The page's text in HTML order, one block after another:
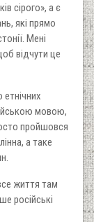
сірого», а є
які прямо
Мені
відчути це
етнічних
мовою,
пройшовся
а таке
життя там
російські